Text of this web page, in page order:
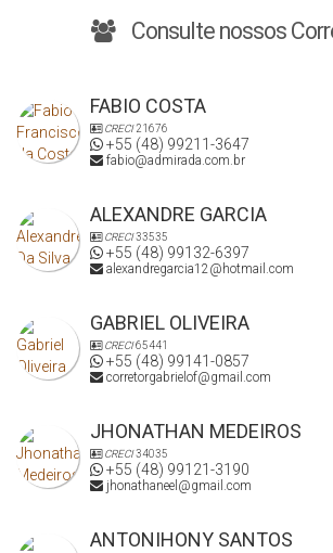
Consulte nossos
FABIO COSTA
CRECI21676
+55 (48) 99211-3647
fabio@admirada.com.br
ALEXANDRE GARCIA
CRECI33535
+55 (48) 99132-6397
alexandregarcia12@hotmail.com
GABRIEL OLIVEIRA
CRECI65441
+55 (48) 99141-0857
corretorgabrielof@gmail.com
JHONATHAN MEDEIROS
CRECI34035
+55 (48) 99121-3190
jhonathaneel@gmail.com
ANTONIHONY SANTOS